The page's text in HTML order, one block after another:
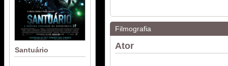
Santuário
Filmografia
Ator